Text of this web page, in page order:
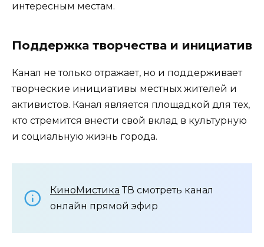
интересным местам.
Поддержка творчества и инициатив
Канал не только отражает, но и поддерживает
творческие инициативы местных жителей и
активистов. Канал является площадкой для тех,
кто стремится внести свой вклад в культурную
и социальную жизнь города.
КиноМистика ТВ смотреть канал
онлайн прямой эфир